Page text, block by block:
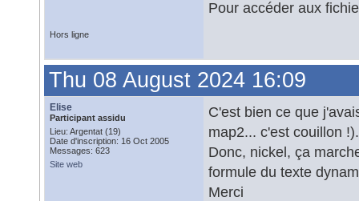
Pour accéder aux
Hors ligne
Thu 08 August 2024 16:09
Elise
Participant assidu
Lieu: Argentat (19)
Date d'inscription: 16 Oct 2005
Messages: 623
Site web
C'est bien ce que
map2... c'est couillon !).
Donc, nickel, ça
formule du texte
Merci